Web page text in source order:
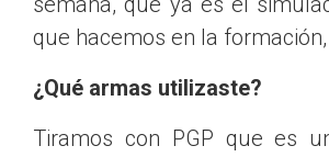
que hacemos en la
¿Qué armas utilizaste?
Tiramos con PGP que es